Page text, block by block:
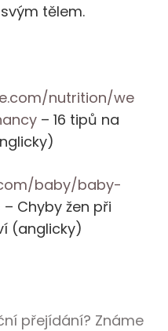
tělem.
nutrition/we
– 16 tipů na
baby/baby-
– Chyby žen při
(anglicky)
přejídání? Známe